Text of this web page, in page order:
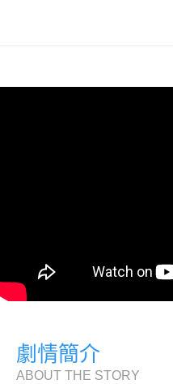
劇情簡介
ABOUT THE STORY